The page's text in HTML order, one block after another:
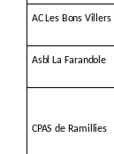
AC Les Bons Villers
Asbl La Farandole
CPAS de Ramillies